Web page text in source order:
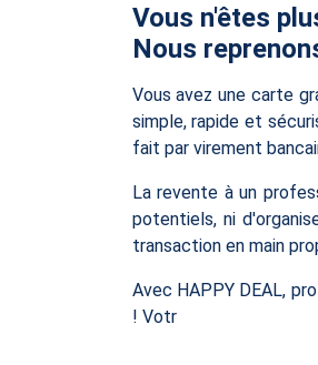
Vous n'êtes
Nous
Vous avez une carte
simple, rapide et
fait par virement
La revente à un
potentiels, ni
transaction en main
Avec HAPPY DEAL,
! Votr